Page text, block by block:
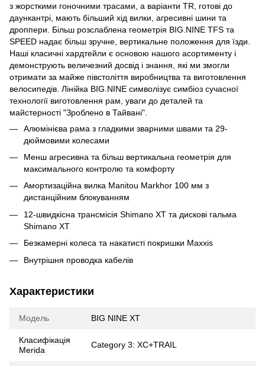
з жорсткими гоночними трасами, а варіанти TR, готові до
даункантрі, мають більший хід вилки, агресивні шини та
дроппери. Більш розслаблена геометрія BIG.NINE TFS та
SPEED надає більш зручне, вертикальне положення для їзди.
Наші класичні хардтейли є основою нашого асортименту і
демонструють величезний досвід і знання, які ми змогли
отримати за майже півстоліття виробництва та виготовлення
велосипедів. Лінійка BIG.NINE символізує симбіоз сучасної
технології виготовлення рам, уваги до деталей та
майстерності "Зроблено в Тайвані".
Алюмінієва рама з гладкими зварними швами та 29-
дюймовими колесами
Менш агресивна та більш вертикальна геометрія для
максимального контролю та комфорту
Амортизаційна вилка Manitou Markhor 100 мм з
дистанційним блокуванням
12-швидкісна трансмісія Shimano XT та дискові гальма
Shimano XT
Безкамерні колеса та накатисті покришки Maxxis
Внутрішня проводка кабелів
Характеристики
Модель BIG NINE XT
Класифікація
Merida
Category 3: XC+TRAIL